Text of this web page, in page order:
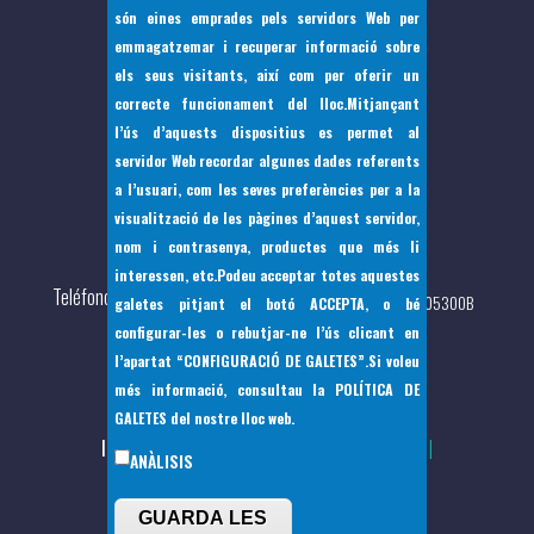
Inicio Ayuntamiento
Pça Bernat de Santa Eugènia, 7 07142
Teléfono
(+34) 971 144397 - Fax: (+34)971 144 217 - CIF: P0705300B
són eines emprades pels servidors Web per
emmagatzemar i recuperar informació sobre
els seus visitants, així com per oferir un
correcte funcionament del lloc.Mitjançant
l’ús d’aquests dispositius es permet al
servidor Web recordar algunes dades referents
a l’usuari, com les seves preferències per a la
visualització de les pàgines d’aquest servidor,
nom i contrasenya, productes que més li
interessen, etc.Podeu acceptar totes aquestes
galetes pitjant el botó ACCEPTA, o bé
configurar-les o rebutjar-ne l’ús clicant en
l’apartat “CONFIGURACIÓ DE GALETES”.Si voleu
més informació, consultau la POLÍTICA DE
GALETES del nostre lloc web.
ANÀLISIS
GUARDA LES